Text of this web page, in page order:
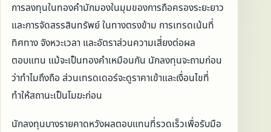
การลงทุนในทองคำมักมองในมุมของการถือครองระยะยาว
และการจัดสรรสินทรัพย์ ในทางตรงข้าม การเทรดเน้นที่
ทิศทาง จังหวะเวลา และอัตราส่วนความเสี่ยงต่อผล
ตอบแทน แม้จะเป็นทองคำเหมือนกัน นักลงทุนจะถามก่อน
ว่าทำไมถึงถือ ส่วนเทรดเดอร์จะดูราคาเข้าและเงื่อนไขที่
ทำให้สถานะเป็นโมฆะก่อน
นักลงทุนบางรายคาดหวังผลตอบแทนที่รวดเร็วเพื่อรับมือ